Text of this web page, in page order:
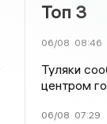
Топ 3
06/08 08:46
Туляки
центром
06/08 07:29